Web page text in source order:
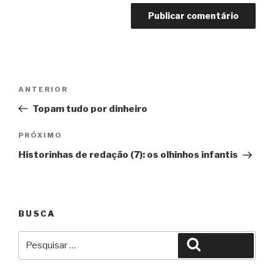
Post
Anterior
ANTERIOR
Topam tudo por dinheiro
Próximo
PRÓXIMO
Historinhas de redação (7): os olhinhos infantis
BUSCA